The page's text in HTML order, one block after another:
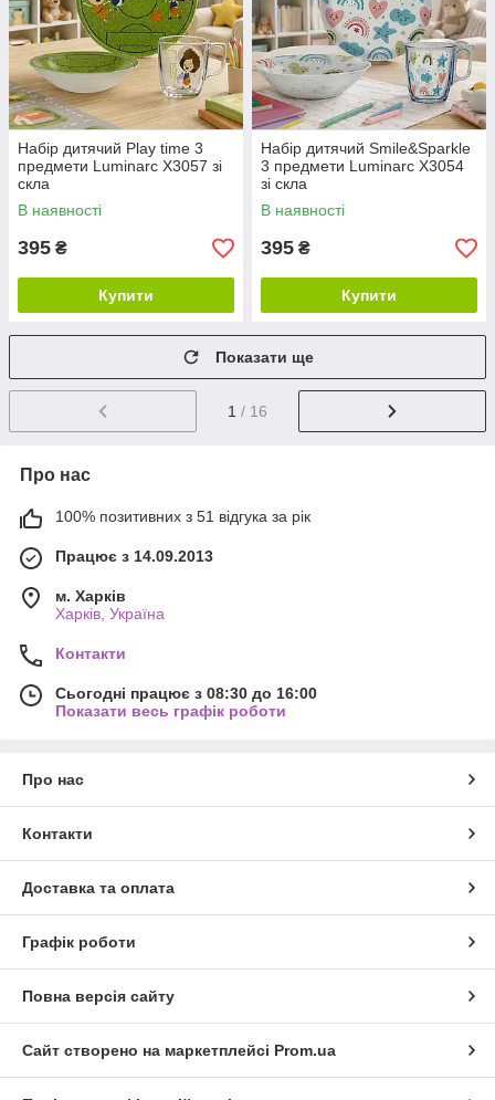
Набір дитячий Play time 3
предмети Luminarc X3057 зі
скла
В наявності
395 ₴
Купити
Набір дитячий Smile&Sparkle
3 предмети Luminarc X3054
зі скла
В наявності
395 ₴
Купити
Показати ще
1 / 16
Про нас
100% позитивних з 51 відгука за рік
Працює з 14.09.2013
м. Харків
Харків, Україна
Контакти
Сьогодні працює з 08:30 до 16:00
Показати весь графік роботи
Про нас
Контакти
Доставка та оплата
Графік роботи
Повна версія сайту
Сайт створено на маркетплейсі Prom.ua